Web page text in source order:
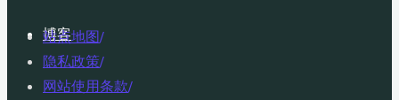
博客
站点地图/
隐私政策/
网站使用条款/